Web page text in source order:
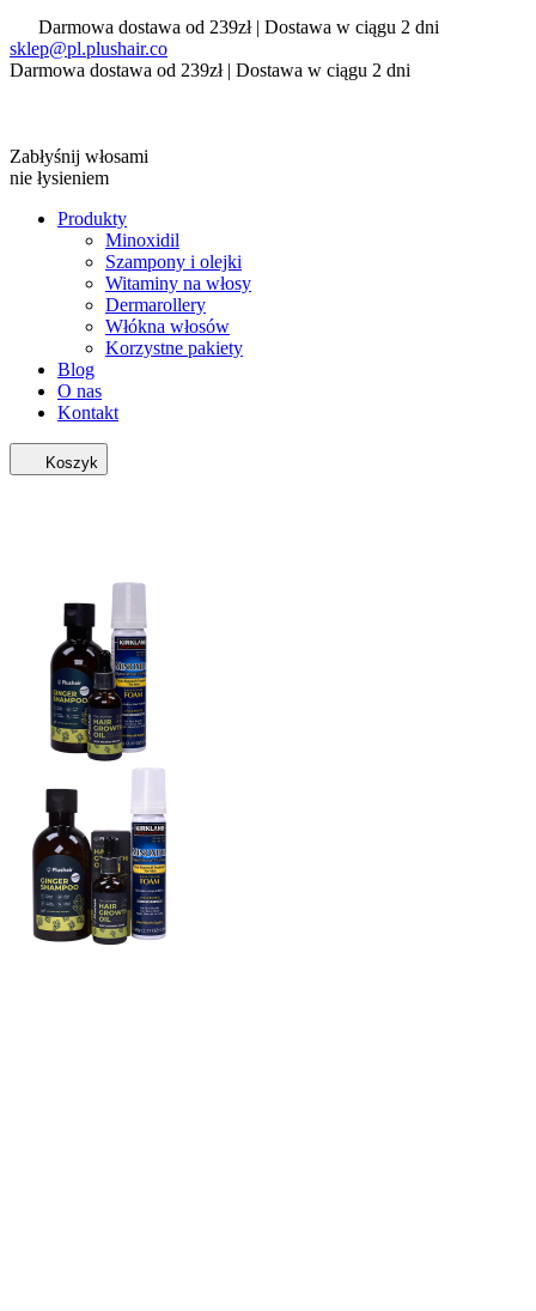
Darmowa dostawa od 239zł | Dostawa w ciągu 2 dni
sklep@pl.plushair.co
Darmowa dostawa od 239zł | Dostawa w ciągu 2 dni
Zabłyśnij włosami
nie łysieniem
Produkty
Minoxidil
Szampony i olejki
Witaminy na włosy
Dermarollery
Włókna włosów
Korzystne pakiety
Blog
O nas
Kontakt
Koszyk